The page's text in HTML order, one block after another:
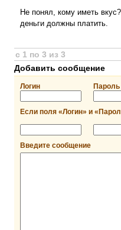
Не понял, кому иметь
деньги должны платить.
с 1 по 3 из 3
Добавить сообщение
Логин Пароль
Если поля «Логин» и
Введите сообщение